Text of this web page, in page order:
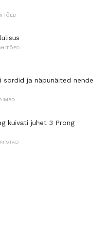
sordid ja näpunäited nende
kuivati ​​juhet 3 Prong